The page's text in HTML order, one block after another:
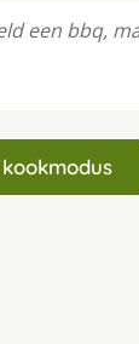
een bbq,